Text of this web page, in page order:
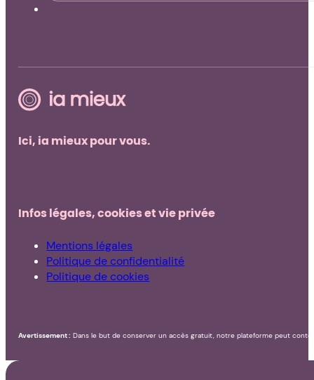
Ici, ia mieux pour vous.
Infos légales, cookies et vie privée
Mentions légales
Politique de confidentialité
Politique de cookies
Avertissement : Dans le but de conserver un accès gratuit, notre plateforme peut